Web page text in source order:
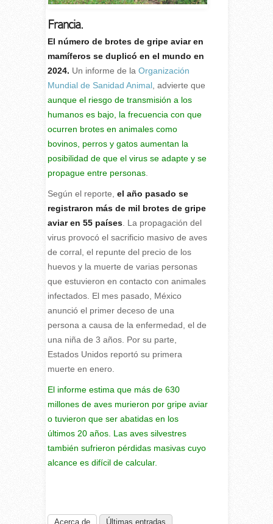
Francia.
El número de brotes de gripe aviar en
mamíferos se duplicó en el mundo en
2024. Un informe de la Organización
Mundial de Sanidad Animal, advierte que
aunque el riesgo de transmisión a los
humanos es bajo, la frecuencia con que
ocurren brotes en animales como
bovinos, perros y gatos aumentan la
posibilidad de que el virus se adapte y se
propague entre personas.
Según el reporte, el año pasado se
registraron más de mil brotes de gripe
aviar en 55 países. La propagación del
virus provocó el sacrificio masivo de aves
de corral, el repunte del precio de los
huevos y la muerte de varias personas
que estuvieron en contacto con animales
infectados. El mes pasado, México
anunció el primer deceso de una
persona a causa de la enfermedad, el de
una niña de 3 años. Por su parte,
Estados Unidos reportó su primera
muerte en enero.
El informe estima que más de 630
millones de aves murieron por gripe aviar
o tuvieron que ser abatidas en los
últimos 20 años. Las aves silvestres
también sufrieron pérdidas masivas cuyo
alcance es difícil de calcular.
Acerca de Últimas entradas